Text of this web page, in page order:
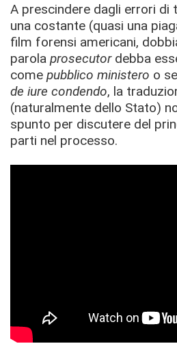
A prescindere dagli errori di
una costante (quasi una
film forensi americani,
parola prosecutor debba
come pubblico ministero o
de iure condendo, la
(naturalmente dello Stato)
spunto per discutere del
parti nel processo.